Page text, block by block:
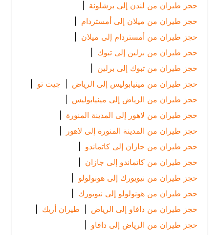
حجز طيران من لندن إلى برشلونة
|
حجز طيران من ميلان إلى أمستردام |
حجز طيران من أمستردام إلى ميلان |
حجز طيران من برلين إلى تبوك
|
حجز طيران من تبوك إلى برلين |
حجز طيران من مينيابوليس إلى الرياض
| جيت تو |
حجز طيران من الرياض إلى مينيابوليس |
حجز طيران من لاهور إلى المدينة المنورة |
حجز طيران من المدينة المنورة إلى لاهور |
حجز طيران من جازان إلى كاتماندو |
حجز طيران من كاتماندو إلى جازان
|
حجز طيران من نيويورك إلى هونولولو |
حجز طيران من هونولولو إلى نيويورك |
حجز طيران من دافاو إلى الرياض
| طيران أريك
|
حجز طيران من الرياض إلى دافاو
|